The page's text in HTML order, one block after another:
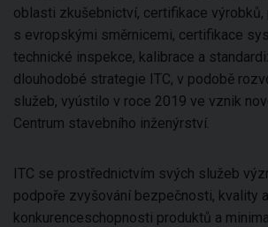
oblasti zkušebnictví, certifikace
s evropskými směrnicemi, certifikace
technické inspekce, kalibrace a
dlouhodobé strategie ITC, v podobě
služeb, vyústilo v roce 2019 ve vznik
Centrum stavebního inženýrství.
ITC se prostřednictvím svých služeb
podpoře zvyšování bezpečnosti, kvality a
konkurenceschopnosti produktů a